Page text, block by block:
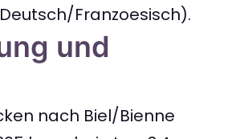
Franzoesisch).
und
nach Biel/Bienne